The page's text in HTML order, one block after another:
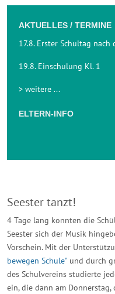
AKTUELLES / TERMINE
17.8. Erster Schultag nach
19.8. Einschulung Kl. 1
> weitere ...
ELTERN-INFO
Seester tanzt!
4 Tage lang konnten die
Seester sich der Musik
Vorschein. Mit der
bewegen Schule" und durch
des Schulvereins studierte
ein, die dann am Donnerstag,